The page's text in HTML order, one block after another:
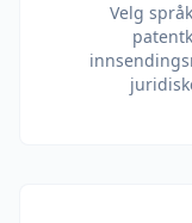
Velg